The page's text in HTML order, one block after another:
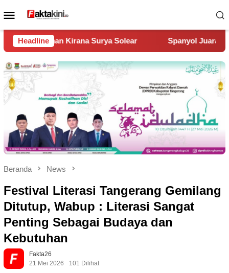
ke
Menu
Mobile
Headline Spanyol Juara Piala Dunia 2026, Kalahkan
Beranda News
Festival Literasi Tangerang Gemilang
Ditutup, Wabup : Literasi Sangat
Penting Sebagai Budaya dan
Kebutuhan
Fakta26
21 Mei 2026
101 Dilihat